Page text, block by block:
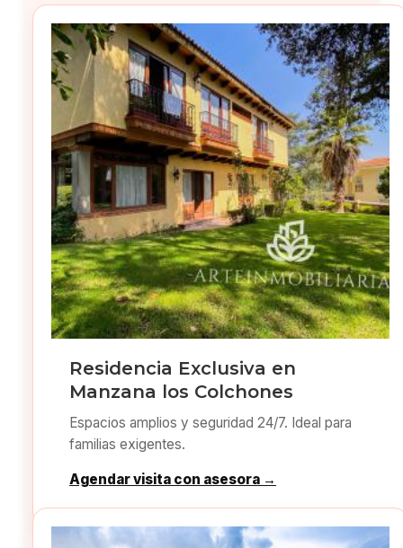
Residencia Exclusiva en
Manzana los Colchones
Espacios amplios y seguridad 24/7. Ideal para
familias exigentes.
Agendar visita con asesora →